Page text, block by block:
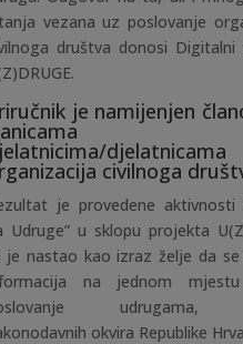
vezana uz poslovanje
društva donosi Digitalni
je namijenjen
djelatnicama
civilnoga
je provedene aktivnosti
Udruge” u sklopu projekta
je nastao kao izraz želje da se
na jednom
udrugama,
okvira Republike